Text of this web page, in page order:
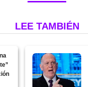
LEE TAMBIÉN